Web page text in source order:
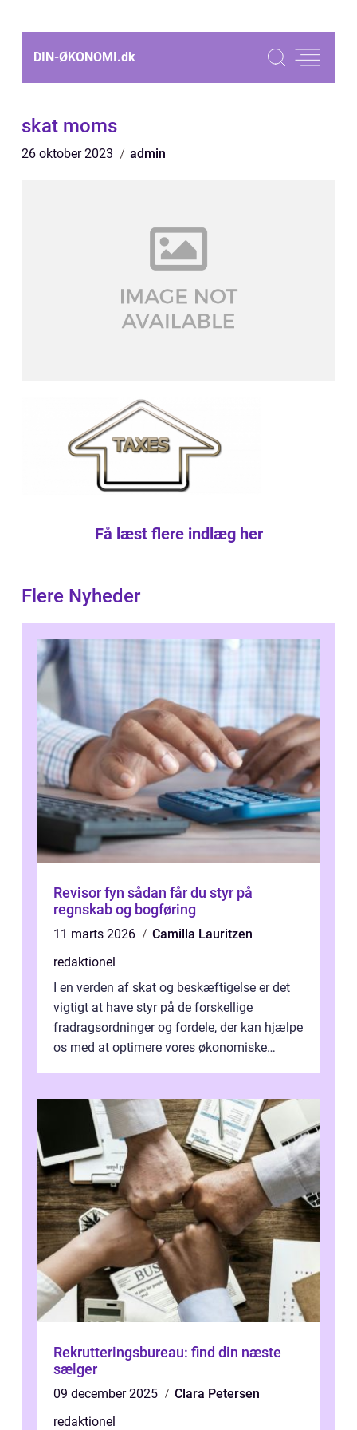
DIN-ØKONOMI.dk
skat moms
26 oktober 2023 admin
Få læst flere indlæg her
Flere Nyheder
Revisor fyn sådan får du styr på
regnskab og bogføring
11 marts 2026
Camilla Lauritzen
redaktionel
I en verden af skat og beskæftigelse er det
vigtigt at have styr på de forskellige
fradragsordninger og fordele, der kan hjælpe
os med at optimere vores økonomiske
Rekrutteringsbureau: find din næste
sælger
09 december 2025
Clara Petersen
redaktionel